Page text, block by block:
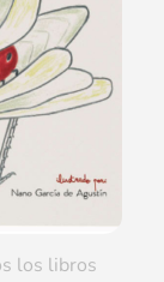
los libros